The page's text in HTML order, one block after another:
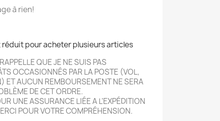
à rien!
pour acheter plusieurs articles
QUE JE NE SUIS PAS
OCCASIONNÉS PAR LA POSTE (VOL,
ET AUCUN REMBOURSEMENT NE SERA
DE CET ORDRE.
UNE ASSURANCE LIÉE A L'EXPÉDITION
POUR VOTRE COMPRÉHENSION.